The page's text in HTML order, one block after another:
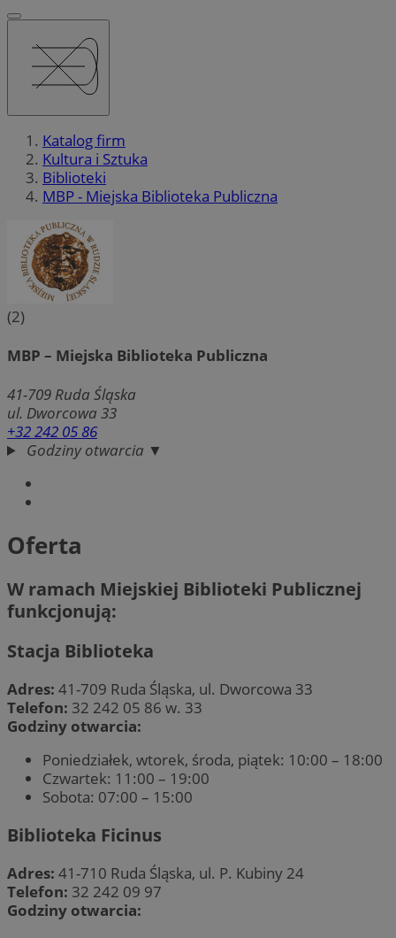
Katalog firm
Kultura i Sztuka
Biblioteki
MBP - Miejska Biblioteka Publiczna
(2)
MBP – Miejska Biblioteka Publiczna
41-709 Ruda Śląska
ul. Dworcowa 33
+32 242 05 86
Godziny otwarcia ▼
Oferta
W ramach Miejskiej Biblioteki Publicznej
funkcjonują:
Stacja Biblioteka
Adres: 41-709 Ruda Śląska, ul. Dworcowa 33
Telefon: 32 242 05 86 w. 33
Godziny otwarcia:
Poniedziałek, wtorek, środa, piątek: 10:00 – 18:00
Czwartek: 11:00 – 19:00
Sobota: 07:00 – 15:00
Biblioteka Ficinus
Adres: 41-710 Ruda Śląska, ul. P. Kubiny 24
Telefon: 32 242 09 97
Godziny otwarcia: